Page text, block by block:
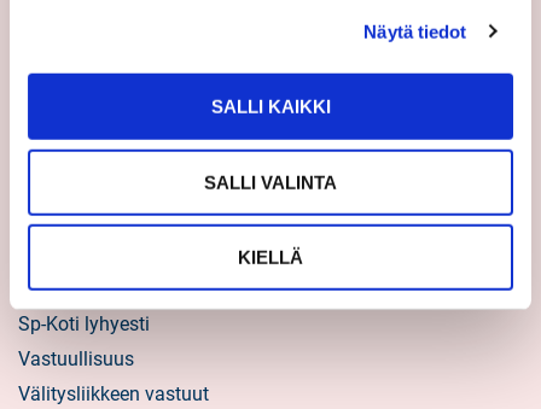
Näytä tiedot
SALLI KAIKKI
SALLI VALINTA
KIELLÄ
Välittäjäksi
Yhteistyöyrittäjäksi
Sp-Koti lyhyesti
Vastuullisuus
Välitysliikkeen vastuut